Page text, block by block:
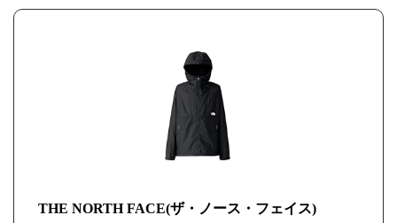
THE NORTH FACE(ザ・ノース・フェイス)